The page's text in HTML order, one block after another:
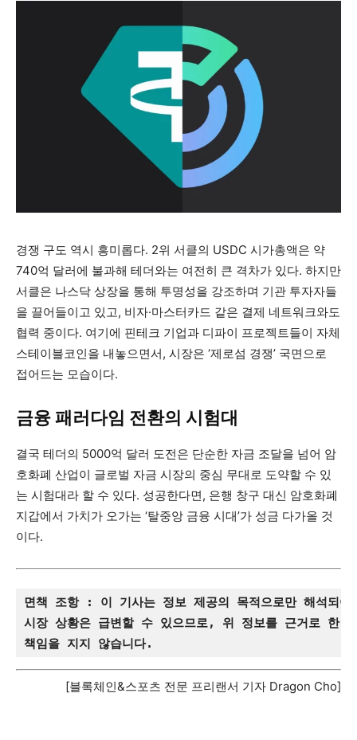
경쟁 구도 역시 흥미롭다. 2위 서클의 USDC 시가총액은 약
740억 달러에 불과해 테더와는 여전히 큰 격차가 있다. 하지만
서클은 나스닥 상장을 통해 투명성을 강조하며 기관 투자자들
을 끌어들이고 있고, 비자·마스터카드 같은 결제 네트워크와도
협력 중이다. 여기에 핀테크 기업과 디파이 프로젝트들이 자체
스테이블코인을 내놓으면서, 시장은 ‘제로섬 경쟁’ 국면으로
접어드는 모습이다.
금융 패러다임 전환의 시험대
결국 테더의 5000억 달러 도전은 단순한 자금 조달을 넘어 암
호화폐 산업이 글로벌 자금 시장의 중심 무대로 도약할 수 있
는 시험대라 할 수 있다. 성공한다면, 은행 창구 대신 암호화폐
지갑에서 가치가 오가는 ‘탈중앙 금융 시대’가 성금 다가올 것
이다.
면책 조항 : 이 기사는 정보 제공의 목적으로만 해석되어
시장 상황은 급변할 수 있으므로, 위 정보를 근거로 한
책임을 지지 않습니다.
[블록체인&스포츠 전문 프리랜서 기자 Dragon Cho]